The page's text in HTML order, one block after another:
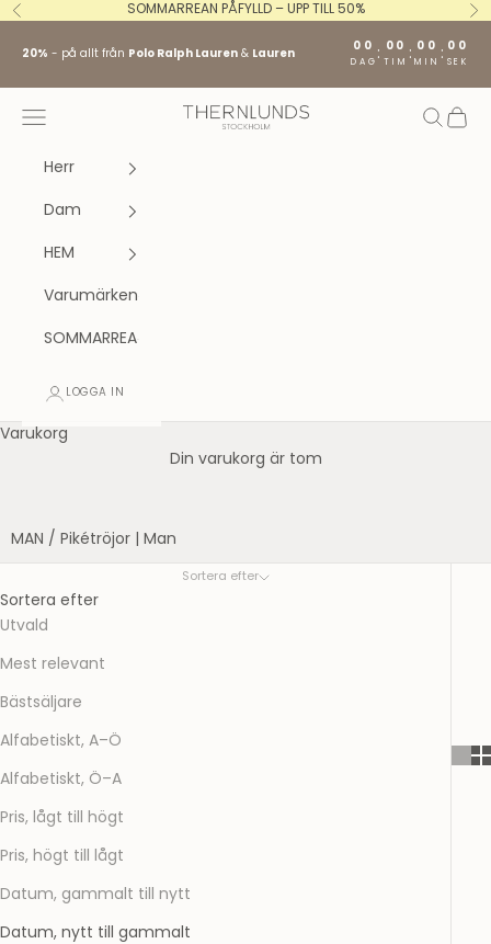
Hoppa till innehållet
Föregående SOMMARREAN PÅFYLLD – UPP TILL 50%
20% - på allt från Polo Ralph Lauren & Lauren
00
DAG : 00
TIM : 00
MIN : 00
SEK
Stockholm fashion agency AB
Öppna navigeringsmenyn Öppna
Herr
Dam
HEM
Varumärken
SOMMARREA
LOGGA IN
Varukorg
Din varukorg är tom
MAN / Pikétröjor | Man
Sortera efter
Sortera efter
Utvald
Mest relevant
Bästsäljare
Alfabetiskt, A–Ö
Alfabetiskt, Ö–A
Pris, lågt till högt
Pris, högt till lågt
Datum, gammalt till nytt
Datum, nytt till gammalt